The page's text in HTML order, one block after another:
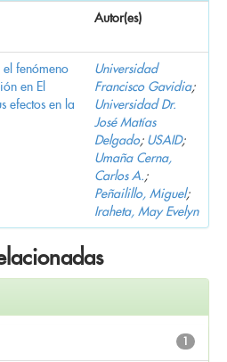
Autor(es)
el fenómeno
en El
efectos en la
Universidad
Francisco Gavidia;
Universidad Dr.
José Matías
Delgado; USAID;
Umaña Cerna,
Carlos A.;
Peñailillo, Miguel;
Iraheta, May Evelyn
1